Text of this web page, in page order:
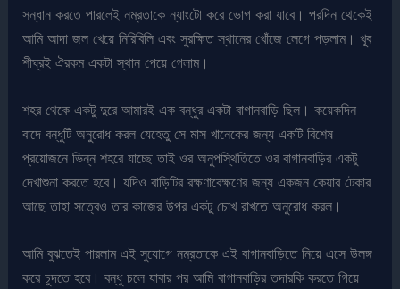
সন্ধান করতে পারলেই নম্রতাকে ন্যাংটো করে ভোগ করা যাবে। পরদিন থেকেই
আমি আদা জল খেয়ে নিরিবিলি এবং সুরক্ষিত স্থানের খোঁজে লেগে পড়লাম। খূব
শীঘ্রই ঐরকম একটা স্থান পেয়ে গেলাম।
শহর থেকে একটু দুরে আমারই এক বন্ধুর একটা বাগানবাড়ি ছিল। কয়েকদিন
বাদে বন্ধুটি অনুরোধ করল যেহেতু সে মাস খানেকের জন্য একটি বিশেষ
প্রয়োজনে ভিন্ন শহরে যাচ্ছে তাই ওর অনুপস্থিতিতে ওর বাগানবাড়ির একটু
দেখাশুনা করতে হবে। যদিও বাড়িটির রক্ষণাবেক্ষণের জন্য একজন কেয়ার টেকার
আছে তাহা সত্বেও তার কাজের উপর একটু চোখ রাখতে অনুরোধ করল।
আমি বুঝতেই পারলাম এই সুযোগে নম্রতাকে এই বাগানবাড়িতে নিয়ে এসে উলঙ্গ
করে চুদতে হবে। বন্ধু চলে যাবার পর আমি বাগানবাড়ির তদারকি করতে গিয়ে